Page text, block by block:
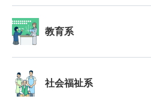
教育系
社会福祉系